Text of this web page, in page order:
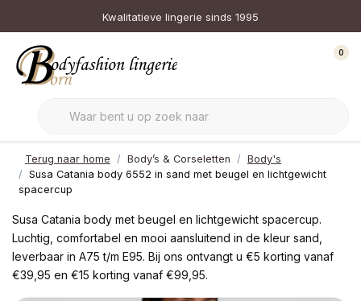
Kwalitatieve lingerie sinds 1995
0
Terug naar home Body’s & Corseletten
Body's
Susa Catania body 6552 in sand met beugel en lichtgewicht
spacercup
Susa Catania body met beugel en lichtgewicht spacercup.
Luchtig, comfortabel en mooi aansluitend in de kleur sand,
leverbaar in A75 t/m E95. Bij ons ontvangt u €5 korting vanaf
€39,95 en €15 korting vanaf €99,95.